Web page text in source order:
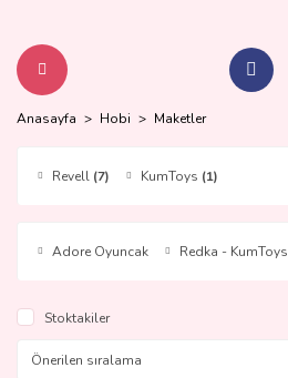
Anasayfa Hobi Maketler
Revell (7) KumToys (1)
Adore Oyuncak Redka - KumToys
Stoktakiler